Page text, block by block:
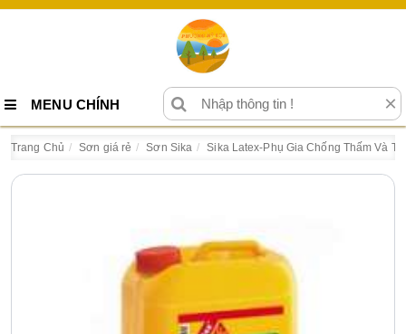
MENU CHÍNH ×
Trang Chủ Sơn giá rẻ Sơn Sika Sika Latex-Phụ Gia Chống Thấm Và